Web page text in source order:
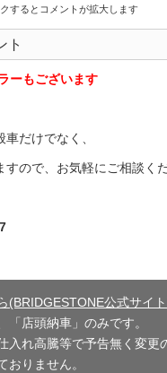
するとコメントが拡大します
ト
ーもございます
だけでなく、
ので、お気軽にご相談く
(BRIDGESTONE公式サイト
店頭納車」のみです。
れ高騰等で予告無く変更
りません。